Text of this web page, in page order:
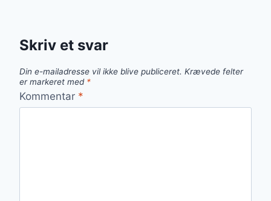
Skriv et svar
Din e-mailadresse vil ikke blive publiceret. Krævede felter
er markeret med *
Kommentar *